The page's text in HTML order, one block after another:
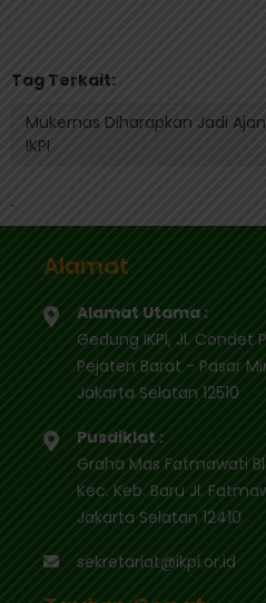
Tag Terkait:
Mukernas Diharapkan Jadi
IKPI
.
Alamat
Alamat Utama :
Gedung IKPI, Jl. Condet
Pejaten Barat - Pasar
Jakarta Selatan 12510
Pusdiklat :
Graha Mas Fatmawati
Kec. Keb. Baru Jl.
Jakarta Selatan 12410
sekretariat@ikpi.or.id